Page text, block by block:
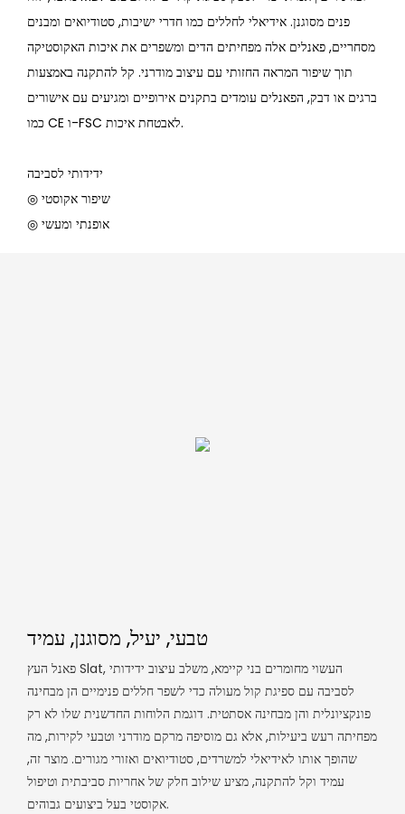
פנים מסוגנן. אידיאלי לחללים כמו חדרי ישיבות, סטודיואים ומבנים
מסחריים, פאנלים אלה מפחיתים הדים ומשפרים את איכות האקוסטיקה
תוך שיפור המראה החזותי עם עיצוב מודרני. קל להתקנה באמצעות
ברגים או דבק, הפאנלים עומדים בתקנים אירופיים ומגיעים עם אישורים
כמו CE ו-FSC לאבטחת איכות.
ידידותי לסביבה
◎ שיפור אקוסטי
◎ אופנתי ומעשי
טבעי, יעיל, מסוגנן, עמיד
פאנל העץ Slat, העשוי מחומרים בני קיימא, משלב עיצוב ידידותי
לסביבה עם ספיגת קול מעולה כדי לשפר חללים פנימיים הן מבחינה
פונקציונלית והן מבחינה אסתטית. דוגמת הלוחות החדשנית שלו לא רק
מפחיתה רעש ביעילות, אלא גם מוסיפה מרקם מודרני וטבעי לקירות, מה
שהופך אותו לאידיאלי למשרדים, סטודיואים ואזורי מגורים. מוצר זה,
עמיד וקל להתקנה, מציע שילוב חלק של אחריות סביבתית וטיפול
אקוסטי בעל ביצועים גבוהים.